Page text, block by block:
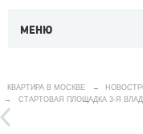
МЕНЮ
КВАРТИРА В МОСКВЕ →
→
СТАРТОВАЯ ПЛОЩАДКА 3-Я